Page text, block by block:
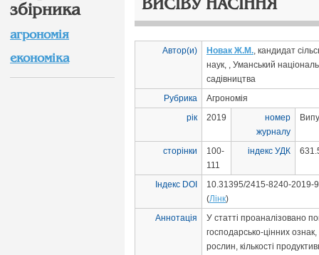
ВИСІВУ НАСІННЯ
Автор(и) Новак Ж.М., кандидат
наук, , Уманський
садівництва
Рубрика
Агрономія
рік
2019
номер
журналу
сторінки
100-
111
індекс УДК
Індекс DOI
10.31395/2415-8240-2019-
(Лінк)
Аннотація
У статті проаналізовано
господарсько-цінних
рослин, кількості
збірника
агрономія
економіка